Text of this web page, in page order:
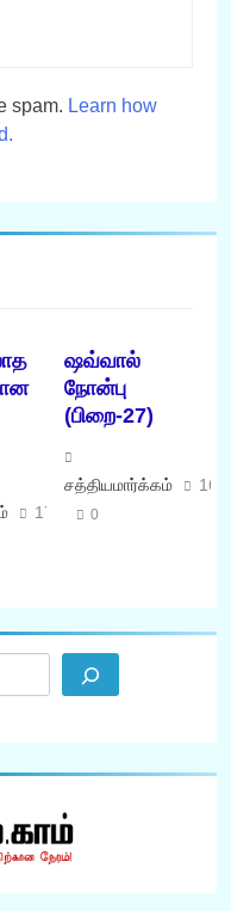
spam. Learn how
17/03/2026
ஷவ்வால்
நோன்பு
(பிறை-27)
சத்தியமார்க்கம் 16/
0